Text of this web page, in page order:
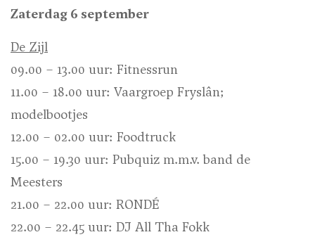
Zaterdag 6 september
De Zijl
09.00 – 13.00 uur: Fitnessrun
11.00 – 18.00 uur: Vaargroep Fryslân;
modelbootjes
12.00 – 02.00 uur: Foodtruck
15.00 – 19.30 uur: Pubquiz m.m.v. band de
Meesters
21.00 – 22.00 uur: RONDÉ
22.00 – 22.45 uur: DJ All Tha Fokk